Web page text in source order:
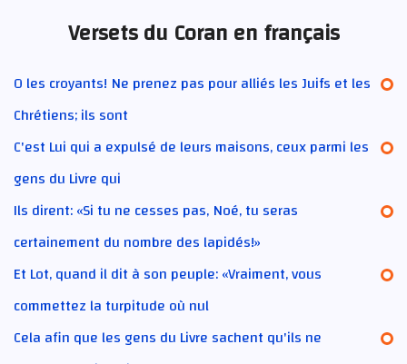
Versets du Coran en français
O les croyants! Ne prenez pas pour alliés les Juifs et les
Chrétiens; ils sont
C'est Lui qui a expulsé de leurs maisons, ceux parmi les
gens du Livre qui
Ils dirent: «Si tu ne cesses pas, Noé, tu seras
certainement du nombre des lapidés!»
Et Lot, quand il dit à son peuple: «Vraiment, vous
commettez la turpitude où nul
Cela afin que les gens du Livre sachent qu'ils ne